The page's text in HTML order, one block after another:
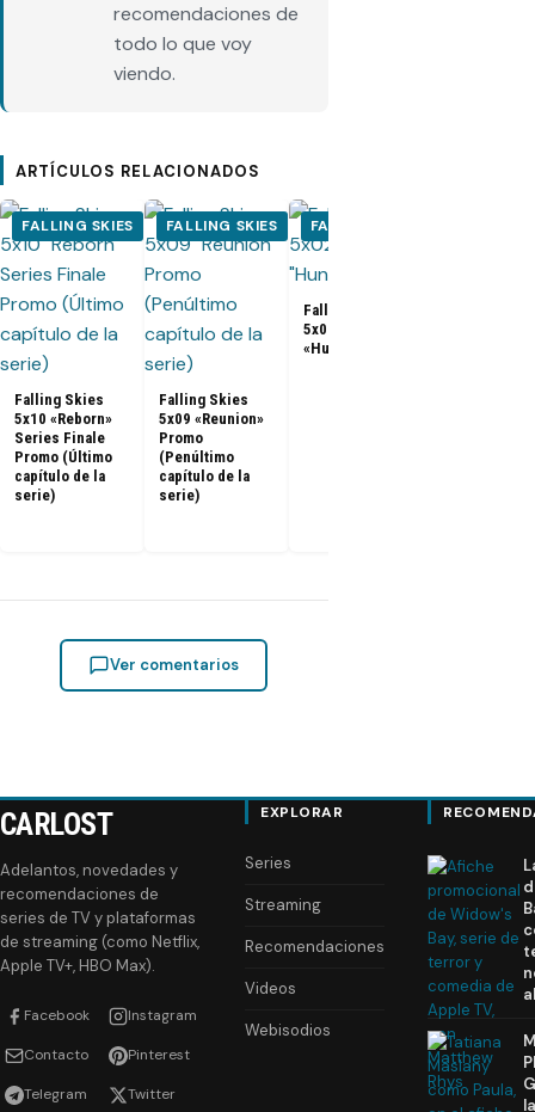
recomendaciones de
todo lo que voy
viendo.
ARTÍCULOS RELACIONADOS
FALLING SKIES
Falling Skies
5x10 «Reborn»
Series Finale
Promo (Último
capítulo de la
serie)
FALLING SKIES
Falling Skies
5x09 «Reunion»
Promo
(Penúltimo
capítulo de la
serie)
FALLING SKIES
Falling Skies
5x02 Promo
«Hunger Pains»
Ver comentarios
CARLOST
Adelantos, novedades y
recomendaciones de
series de TV y plataformas
de streaming (como Netflix,
Apple TV+, HBO Max).
Facebook Instagram
Contacto Pinterest
Telegram Twitter
EXPLORAR
Series
Streaming
Recomendaciones
Videos
Webisodios